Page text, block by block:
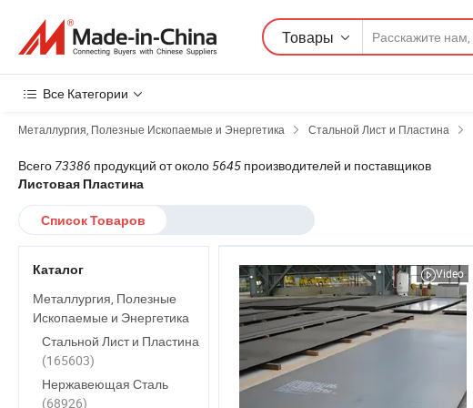
Товары
Все Категории
Металлургия, Полезные Ископаемые и Энергетика Стальной Лист и Пластина
Всего 73386 продукций от около 5645 производителей и поставщиков
Листовая Пластина
Список Товаров
Video
Каталог
Металлургия, Полезные
Ископаемые и Энергетика
Стальной Лист и Пластина
(165603)
Нержавеющая Сталь
(68926)